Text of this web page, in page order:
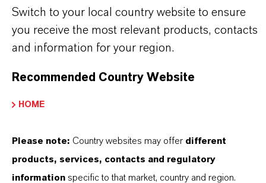
Contato Comercial
Nilva Teresa Goncalves
Jarinu
+55 114016-8002
ENVIAR UMA MENSAGEM
Switch to your local country website to ensure
you receive the most relevant products, contacts
and information for your region.
Recommended Country Website
HOME
Please note: Country websites may offer different
products, services, contacts and regulatory
information specific to that market, country and region.